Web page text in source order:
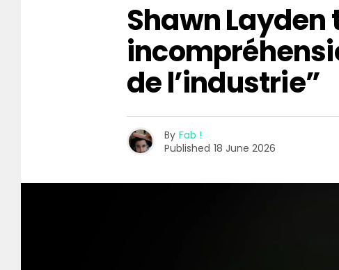
Shawn Layden
de l’industrie”
By Fab !
Published 18 June 2026